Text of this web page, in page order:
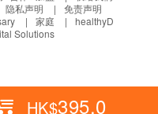
HK$395.0
隐私声明
免责声明
家庭
healthyD
Solutions